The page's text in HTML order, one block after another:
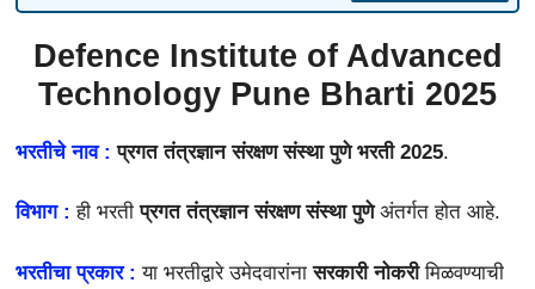
Defence Institute of Advanced
Technology Pune Bharti 2025
भरतीचे नाव :प्रगत तंत्रज्ञान संरक्षण संस्था पुणे भरती 2025.
विभाग :ही भरतीप्रगत तंत्रज्ञान संरक्षण संस्था पुणेअंतर्गत होत आहे.
भरतीचा प्रकार :या भरतीद्वारे उमेदवारांनासरकारी नोकरीमिळवण्याची